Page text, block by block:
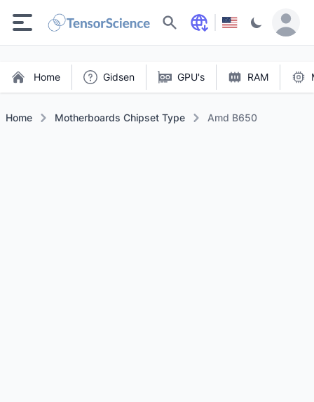
Zoeken
Home Gidsen GPU's RAM
Home Motherboards Chipset Type Amd B650